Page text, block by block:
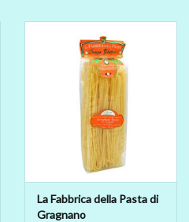
La Fabbrica della Pasta di
Gragnano